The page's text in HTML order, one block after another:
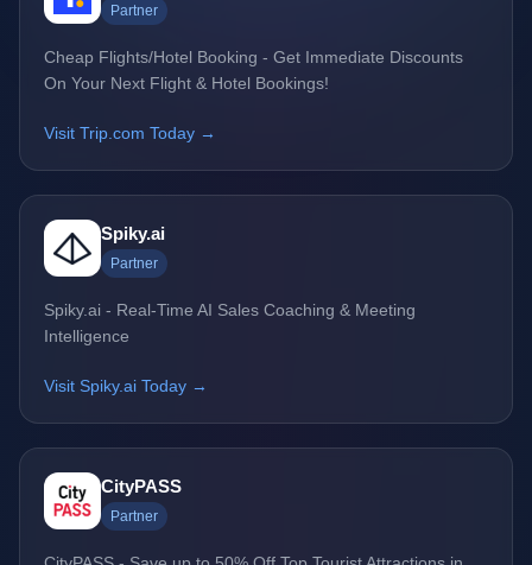
Partner
Cheap Flights/Hotel Booking - Get Immediate Discounts
On Your Next Flight & Hotel Bookings!
Visit Trip.com Today →
Spiky.ai
Partner
Spiky.ai - Real-Time AI Sales Coaching & Meeting
Intelligence
Visit Spiky.ai Today →
CityPASS
Partner